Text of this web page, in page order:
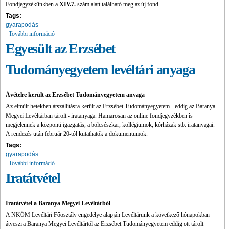
Fondjegyzékünkben a XIV.7. szám alatt található meg az új fond.
Tags:
gyarapodás
További információ
Egyesült az Erzsébet
Tudományegyetem levéltári anyaga
Ávételre került az Erzsébet Tudományegyetem anyaga
Az elmúlt hetekben átszállításra került az Erzsébet Tudományegyetem - eddig az Baranya
Megyei Levéltárban tárolt - iratanyaga. Hamarosan az online fondjegyzékben is
megjelennek a központi igazgatás, a bölcsészkar, kollégiumok, kórházak stb. iratanyagai.
A rendezés után február 20-tól kutathatók a dokumentumok.
Tags:
gyarapodás
További információ
kapcsolatosan
Iratátvétel
Iratátvétel a Baranya Megyei Levéltárból
A NKÖM Levéltári Főosztály engedélye alapján Levéltárunk a következő hónapokban
átveszi a Baranya Megyei Levéltártól az Erzsébet Tudományegyetem eddig ott tárolt